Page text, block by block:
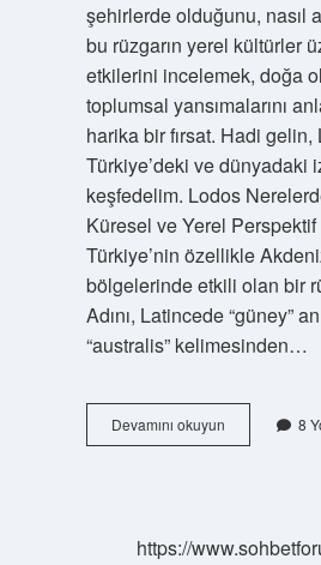
şehirlerde olduğunu, nasıl
bu rüzgarın yerel kültürler
etkilerini incelemek, doğa
toplumsal yansımalarını
harika bir fırsat. Hadi gelin,
Türkiye’deki ve dünyadaki
keşfedelim. Lodos
Küresel ve Yerel Perspektif
Türkiye’nin özellikle
bölgelerinde etkili olan bir
Adını, Latincede “güney”
“australis” kelimesinden…
Devamını okuyunLodos
Türkiyede
8
https://